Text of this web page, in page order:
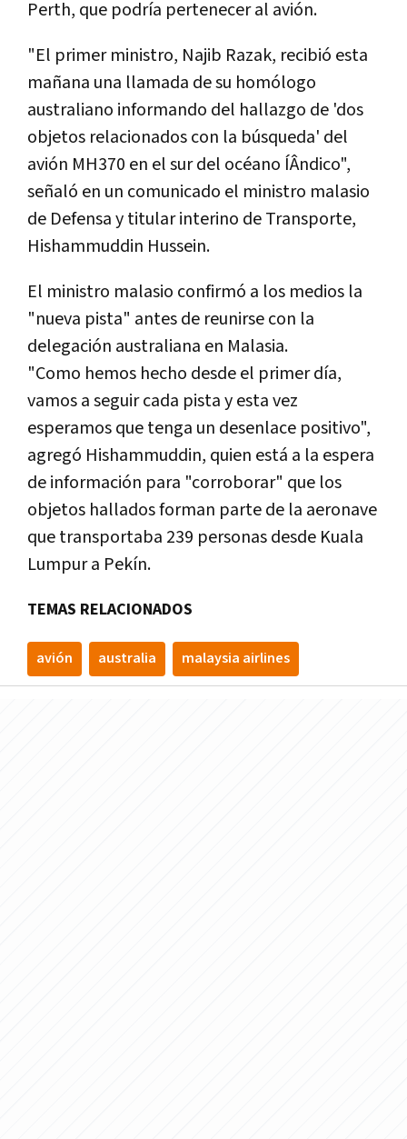
Perth, que podría pertenecer al avión.
"El primer ministro, Najib Razak, recibió esta
mañana una llamada de su homólogo
australiano informando del hallazgo de 'dos
objetos relacionados con la búsqueda' del
avión MH370 en el sur del océano ÍÂndico",
señaló en un comunicado el ministro malasio
de Defensa y titular interino de Transporte,
Hishammuddin Hussein.
El ministro malasio confirmó a los medios la
"nueva pista" antes de reunirse con la
delegación australiana en Malasia.
"Como hemos hecho desde el primer día,
vamos a seguir cada pista y esta vez
esperamos que tenga un desenlace positivo",
agregó Hishammuddin, quien está a la espera
de información para "corroborar" que los
objetos hallados forman parte de la aeronave
que transportaba 239 personas desde Kuala
Lumpur a Pekín.
TEMAS RELACIONADOS
avión australia malaysia airlines